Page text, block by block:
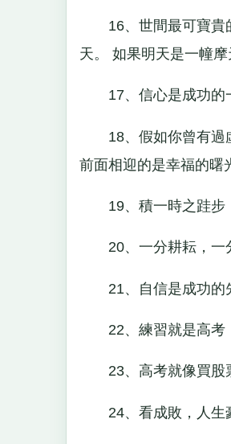
16、世間最可寶貴的
天。 如果明天是一幢
17、信心是成功的
18、假如你曾有過虛
前面相迎的是幸福的曙
19、積一時之跬步
20、一分耕耘，一分
21、自信是成功的
22、練習就是高考
23、高考就像買股票
24、看成敗，人生